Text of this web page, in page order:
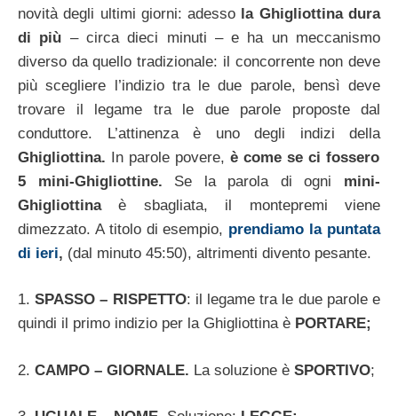
novità degli ultimi giorni: adesso la Ghigliottina dura
di più – circa dieci minuti – e ha un meccanismo
diverso da quello tradizionale: il concorrente non deve
più scegliere l’indizio tra le due parole, bensì deve
trovare il legame tra le due parole proposte dal
conduttore. L’attinenza è uno degli indizi della
Ghigliottina. In parole povere, è come se ci fossero
5 mini-Ghigliottine. Se la parola di ogni mini-
Ghigliottinaè sbagliata, il montepremi viene
dimezzato. A titolo di esempio, prendiamo la puntata
di ieri, (dal minuto 45:50), altrimenti divento pesante.
1.SPASSO – RISPETTO: il legame tra le due parole e
quindi il primo indizio per la Ghigliottina è PORTARE;
2. CAMPO – GIORNALE. La soluzione è SPORTIVO;